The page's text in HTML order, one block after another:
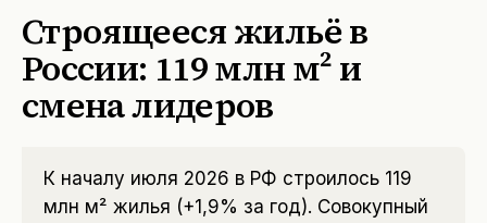
Строящееся жильё в
России: 119 млн м² и
смена лидеров
К началу июля 2026 в РФ строилось 119
млн м² жилья (+1,9% за год). Совокупный